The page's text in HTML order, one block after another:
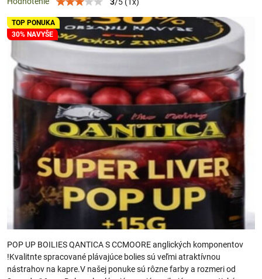
TOP PONUKA
30% NAVYŠE
POP UP BOILIES QANTICA S CCMOORE anglických komponentov
!Kvalitnte spracované plávajúce bolies sú veľmi atraktívnou
nástrahov na kapre.V našej ponuke sú rôzne farby a rozmeri od